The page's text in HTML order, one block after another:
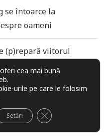
se întoarce la
oameni
(p)repară viitorul
mitice
cea mai bună
urile pe care le folosim
Setări CLOSE GDPR